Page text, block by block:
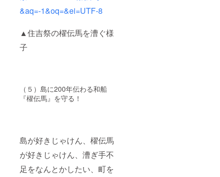
&aq=-1&oq=&ei=UTF-8
▲住吉祭の櫂伝馬を漕ぐ様
子
（５）島に200年伝わる和船
『櫂伝馬』を守る！
島が好きじゃけん、櫂伝馬
が好きじゃけん、漕ぎ手不
足をなんとかしたい、町を